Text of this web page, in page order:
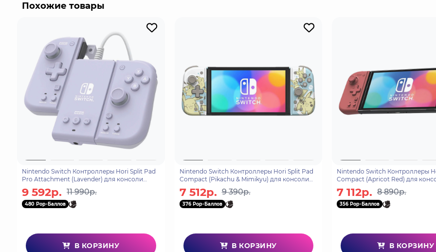
Похожие товары
Nintendo Switch Контроллеры Hori Split Pad
Pro Attachment (Lavender) для консоли
9 592р. 11 990р.
480 Pop-Баллов
В КОРЗИНУ
Nintendo Switch Контроллеры Hori Split Pad
Compact (Pikachu & Mimikyu) для консоли
7 512р. 9 390р.
376 Pop-Баллов
В КОРЗИНУ
Nintendo Switch Контроллеры
Compact (Apricot Red) для
7 112р. 8 890р.
356 Pop-Баллов
В КОРЗИНУ